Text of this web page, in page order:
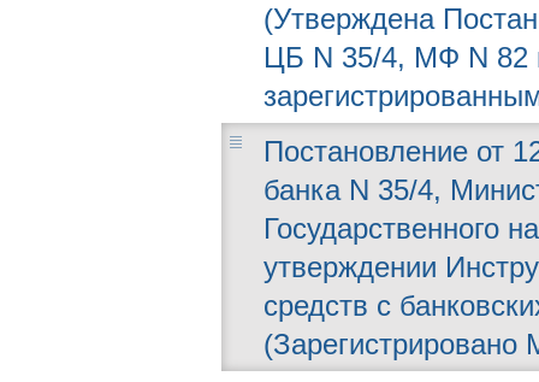
(Утверждена
ЦБ N 35/4, МФ N 82
Постановление от
банка N 35/4,
Государственного
утверждении
средств с